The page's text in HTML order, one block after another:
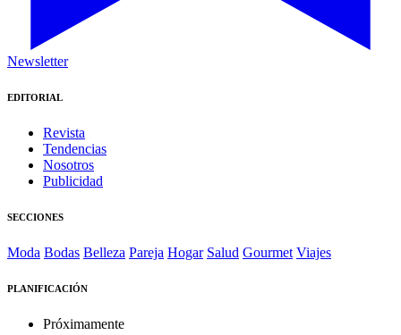
Newsletter
EDITORIAL
Revista
Tendencias
Nosotros
Publicidad
SECCIONES
Moda Bodas Belleza Pareja Hogar Salud Gourmet Viajes
PLANIFICACIÓN
Próximamente